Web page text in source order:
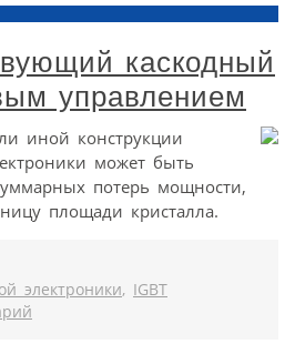
каскодный
управлением
иной конструкции
может быть
потерь мощности,
площади кристалла.
электроники, IGBT